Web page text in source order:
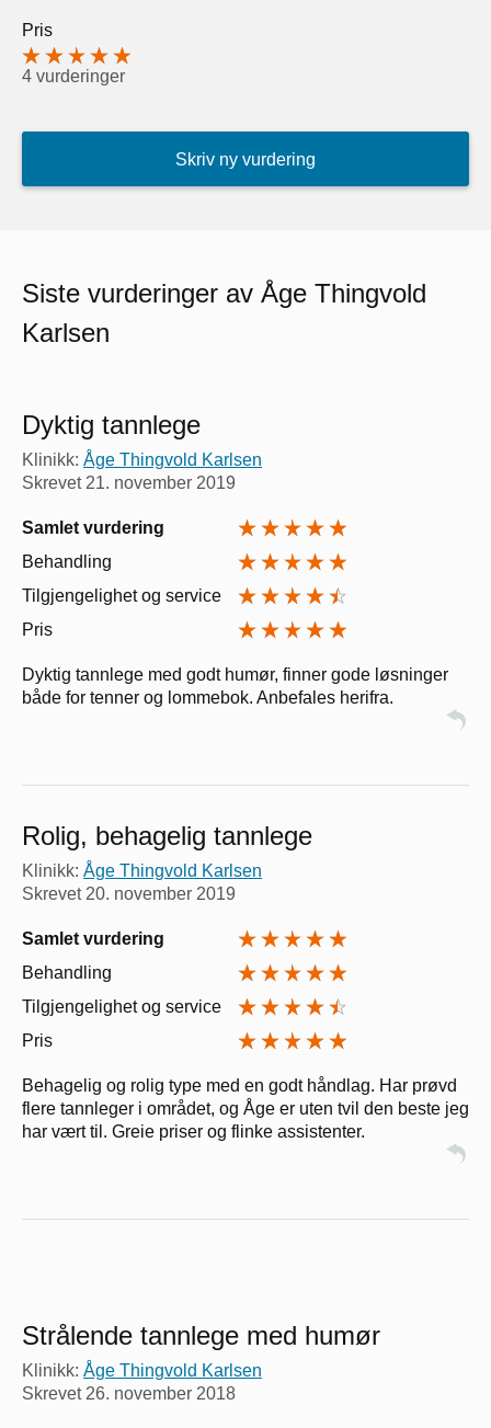
Pris
4 vurderinger
Skriv ny vurdering
Siste vurderinger av Åge Thingvold
Karlsen
Dyktig tannlege
Klinikk: Åge Thingvold Karlsen
Skrevet21. november 2019
Samlet vurdering
Behandling
Tilgjengelighet og service
Pris
Dyktig tannlege med godt humør, finner gode løsninger
både for tenner og lommebok. Anbefales herifra.
Rolig, behagelig tannlege
Klinikk: Åge Thingvold Karlsen
Skrevet20. november 2019
Samlet vurdering
Behandling
Tilgjengelighet og service
Pris
Behagelig og rolig type med en godt håndlag. Har prøvd
flere tannleger i området, og Åge er uten tvil den beste jeg
har vært til. Greie priser og flinke assistenter.
Strålende tannlege med humør
Klinikk: Åge Thingvold Karlsen
Skrevet26. november 2018